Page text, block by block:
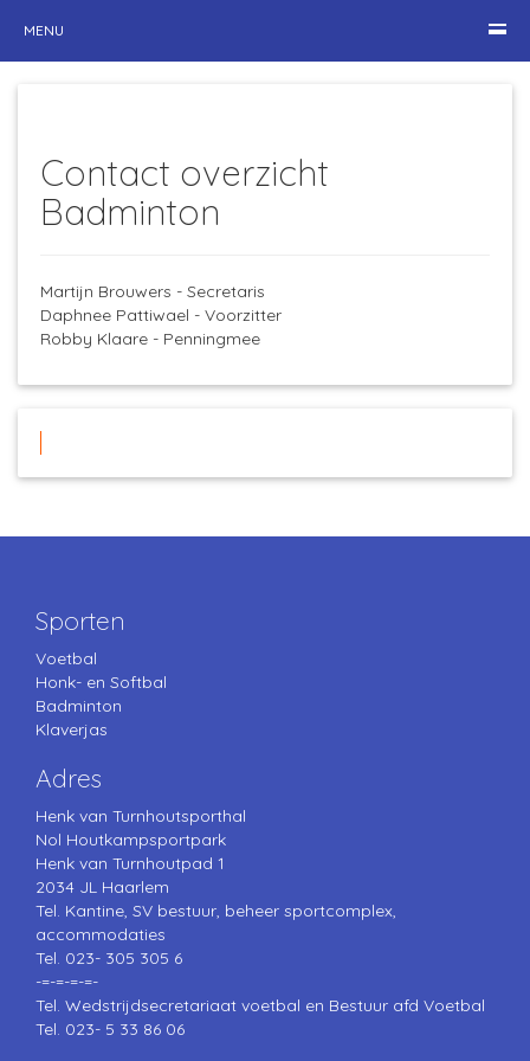
MENU
Contact overzicht
Badminton
Martijn Brouwers - Secretaris
Daphnee Pattiwael - Voorzitter
Robby Klaare - Penningmee
Sporten
Voetbal
Honk- en Softbal
Badminton
Klaverjas
Adres
Henk van Turnhoutsporthal
Nol Houtkampsportpark
Henk van Turnhoutpad 1
2034 JL Haarlem
Tel. Kantine, SV bestuur, beheer sportcomplex,
accommodaties
Tel. 023- 305 305 6
-=-=-=-=-
Tel. Wedstrijdsecretariaat voetbal en Bestuur afd Voetbal
Tel. 023- 5 33 86 06